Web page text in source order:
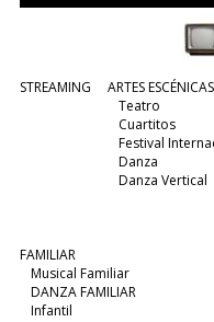
STREAMING
ARTES ESCÉNICAS
Teatro
Cuartitos
Festival
Danza
Danza Vertical
FAMILIAR
Musical Familiar
DANZA FAMILIAR
Infantil